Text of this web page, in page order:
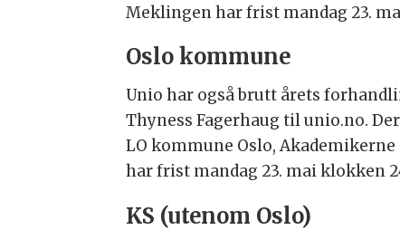
Meklingen har frist mandag 23.
Oslo kommune
Unio har også brutt årets
Thyness Fagerhaug til unio.no.
LO kommune Oslo,
har frist mandag 23. mai klokken
KS (utenom Oslo)